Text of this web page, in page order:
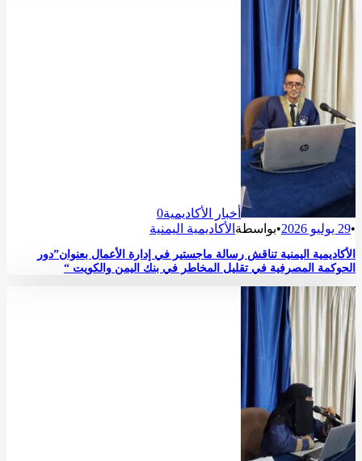
أخبار الأكاديمية0
•29 يوليو 2026 •بواسطة الأكاديمية اليمنية
الأكاديمية اليمنية تناقش رسالة ماجستير في إدارة الأعمال بعنوان”دور
الحوكمة المصرفية في تقليل المخاطر في بنك اليمن والكويت “